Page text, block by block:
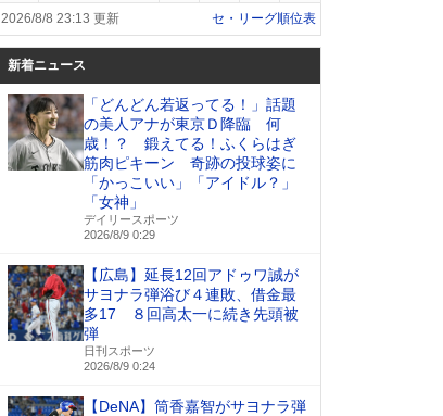
2026/8/8 23:13 更新 セ・リーグ順位表
新着ニュース
「どんどん若返ってる！」話題
の美人アナが東京Ｄ降臨 何
歳！？ 鍛えてる！ふくらはぎ
筋肉ピキーン 奇跡の投球姿に
「かっこいい」「アイドル？」
「女神」
デイリースポーツ
2026/8/9 0:29
【広島】延長12回アドゥワ誠が
サヨナラ弾浴び４連敗、借金最
多17 ８回高太一に続き先頭被
弾
日刊スポーツ
2026/8/9 0:24
【DeNA】筒香嘉智がサヨナラ弾